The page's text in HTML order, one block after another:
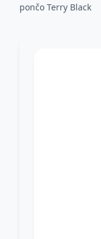
pončo Terry Black